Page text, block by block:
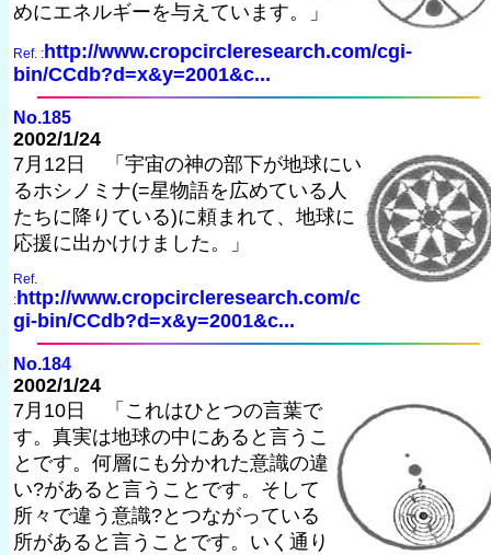
めにエネルギーを与えています。」
Ref. : http://www.cropcircleresearch.com/cgi-
bin/CCdb?d=x&y=2001&c...
No.185
2002/1/24
7月12日 「宇宙の神の部下が地球にい
るホシノミナ(=星物語を広めている人
たちに降りている)に頼まれて、地球に
応援に出かけけました。」
Ref.
: http://www.cropcircleresearch.com/c
gi-bin/CCdb?d=x&y=2001&c...
No.184
2002/1/24
7月10日 「これはひとつの言葉で
す。真実は地球の中にあると言うこ
とです。何層にも分かれた意識の違
い?があると言うことです。そして
所々で違う意識?とつながっている
所があると言うことです。いく通り